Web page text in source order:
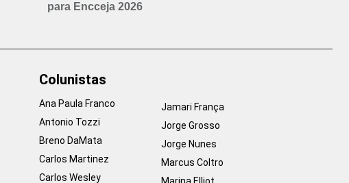
para Encceja 2026
Colunistas
Ana Paula Franco
Antonio Tozzi
Breno DaMata
Carlos Martinez
Carlos Wesley
Jamari França
Jorge Grosso
Jorge Nunes
Marcus Coltro